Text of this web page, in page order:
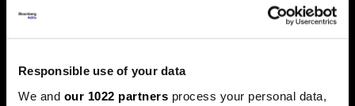
Responsible use of your data
We and our 1022 partners process your personal data,
ulagača kao najveći neprijatelj
Povijesni podaci pokazuju da su lipanj i srpanj mjeseci s